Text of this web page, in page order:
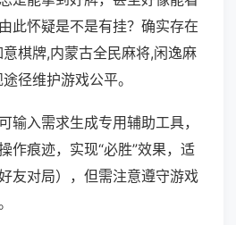
此怀疑是不是有挂？确实存在
棋牌,内蒙古全民麻将,闲逸麻
径维护游戏公平。
输入需求生成专用辅助工具，
作痕迹，实现“必胜”效果，适
友对局），但需注意遵守游戏